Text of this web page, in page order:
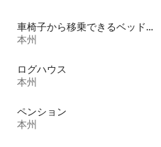
車椅子から移乗できるベッドがある宿泊施設
本州
ログハウス
本州
ペンション
本州